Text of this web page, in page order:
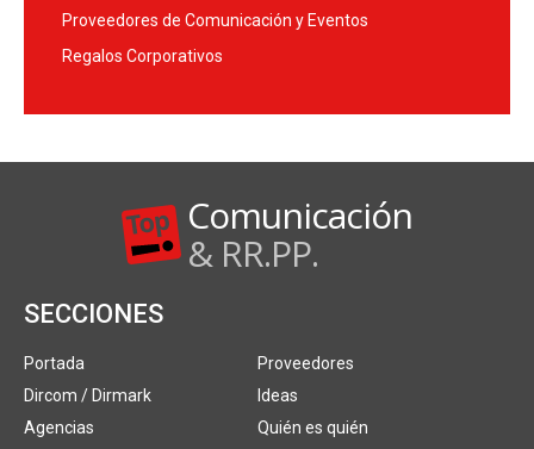
Proveedores de Comunicación y Eventos
Regalos Corporativos
Comunicación
& RR.PP.
SECCIONES
Portada
Dircom / Dirmark
Agencias
Proveedores
Ideas
Quién es quién